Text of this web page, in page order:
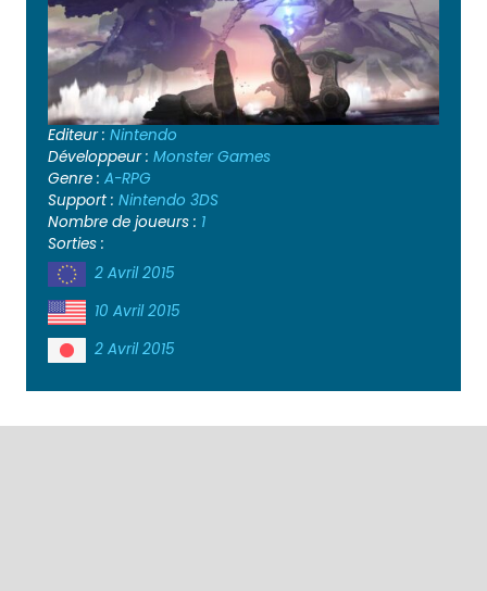
Editeur : Nintendo
Développeur : Monster Games
Genre : A-RPG
Support : Nintendo 3DS
Nombre de joueurs : 1
Sorties :
2 Avril 2015
10 Avril 2015
2 Avril 2015